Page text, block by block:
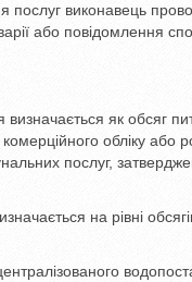
виконавець
або повідомлення
як обсяг
обліку або
послуг,
на рівні